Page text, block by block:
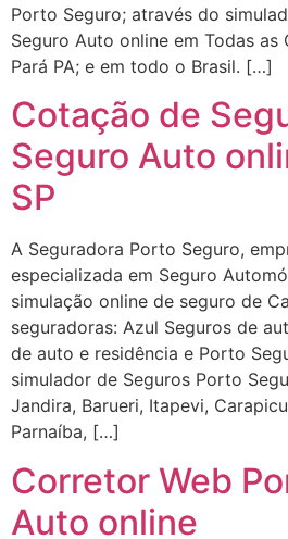
Porto Seguro; através do
Seguro Auto online em Todas
Pará PA; e em todo o Brasil. […]
Cotação de
Seguro Auto
SP
A Seguradora Porto Seguro,
especializada em Seguro
simulação online de seguro de
seguradoras: Azul Seguros de
de auto e residência e Porto
simulador de Seguros Porto
Jandira, Barueri, Itapevi,
Parnaíba, […]
Corretor Web
Auto online